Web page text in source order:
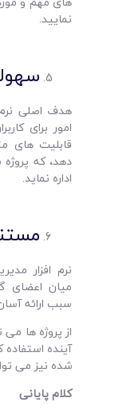
نمایید.
هدف اصلی نرم‌
امور برای
قابلیت های
دهد، که
اداره نماید.
نرم‌ افزار
میان اعضای
سبب ارائه
از پروژه ‌ها می
آینده استفاده
شده نیز می
کلام پایانی